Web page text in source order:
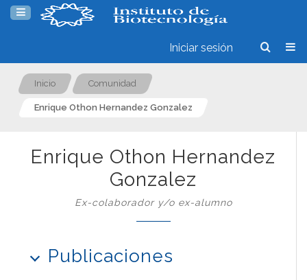
Iniciar sesión
Inicio Comunidad
Enrique Othon Hernandez Gonzalez
Enrique Othon Hernandez
Gonzalez
Ex-colaborador y/o ex-alumno
Publicaciones